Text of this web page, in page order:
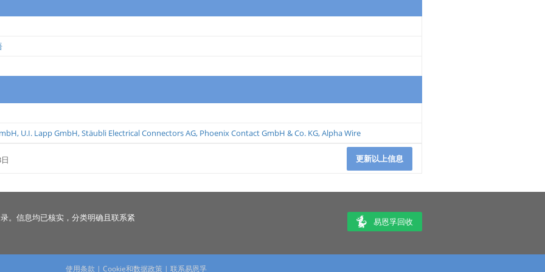
, U.I. Lapp GmbH,Stäubli Electrical Connectors AG, Phoenix Contact GmbH & Co. KG,Alpha Wire
更新以上信息
。信息均已核实，分类明确且联系紧 易恩孚回收
使用条款 | Cookie和数据政策 | 联系易恩孚